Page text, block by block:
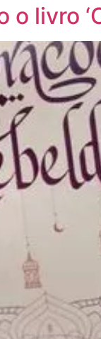
o livro